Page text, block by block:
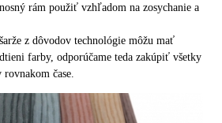
rám použiť vzhľadom na zosychanie a
z dôvodov technológie môžu mať
farby, odporúčame teda zakúpiť všetky
čase.